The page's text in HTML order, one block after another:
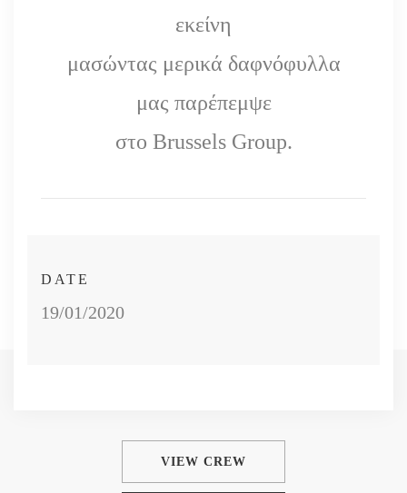
εκείνη
μασώντας μερικά δαφνόφυλλα
μας παρέπεμψε
στο Brussels Group.
DATE
19/01/2020
VIEW CREW